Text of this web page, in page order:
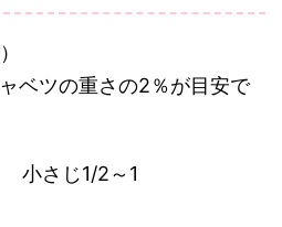
ベツの重さの2％が目安で
小さじ1/2～1